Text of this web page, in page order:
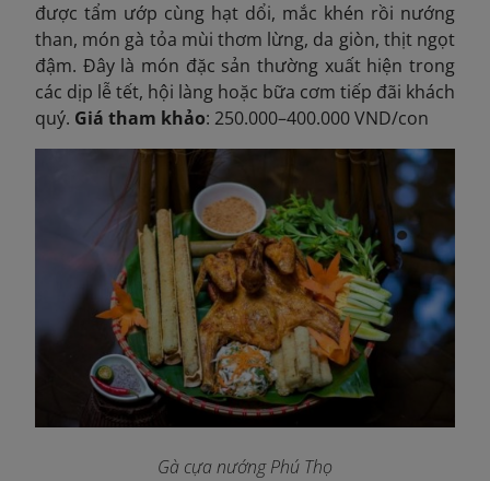
được tẩm ướp cùng hạt dổi, mắc khén rồi nướng
than, món gà tỏa mùi thơm lừng, da giòn, thịt ngọt
đậm. Đây là món đặc sản thường xuất hiện trong
các dịp lễ tết, hội làng hoặc bữa cơm tiếp đãi khách
quý. Giá tham khảo: 250.000–400.000 VND/con
Gà cựa nướng Phú Thọ